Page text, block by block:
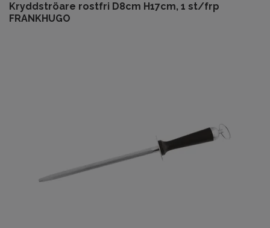
Kryddströare rostfri D8cm H17cm, 1 st/frp
FRANKHUGO